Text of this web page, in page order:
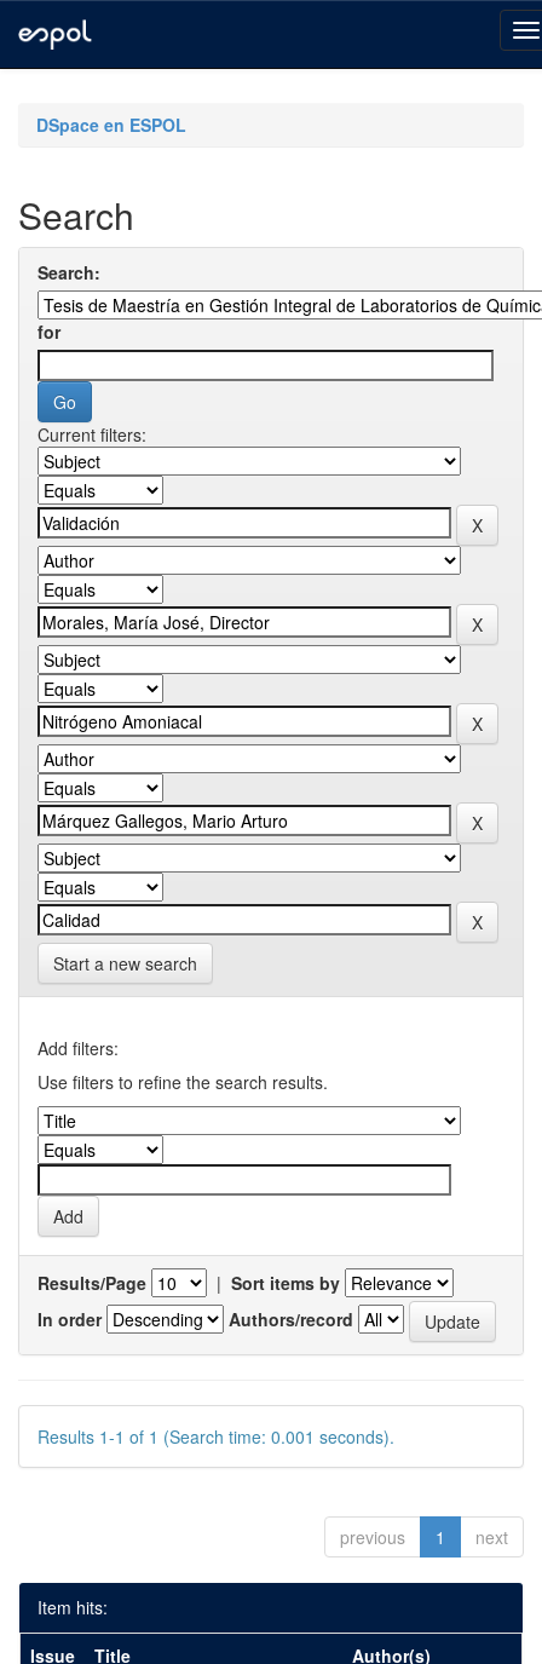
navigationDSpace en ESPOL
Search
Search:
for
Current filters:
Start a new search
Add filters:
Use filters to refine the search results.
Results/Page | Sort items by
In order
Authors/record
Results 1-1 of 1 (Search time: 0.001 seconds).
previous 1 next
Item hits:
Issue
Title Author(s)